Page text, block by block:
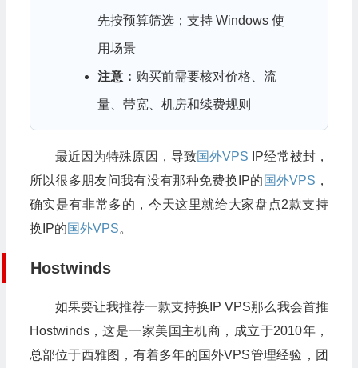
先按预算筛选；支持 Windows 使
用场景
注意： 购买前需要核对价格、流
量、带宽、机房和续费规则
最近因为特殊原因，导致国外VPS IP经常被封，
所以很多朋友问我有没有那种免费换IP的 国外VPS ，
确实是有非常多的，今天这里就给大家盘点2款支持
换IP的国外VPS。
Hostwinds
如果要让我推荐一款支持换IP VPS那么我会首推
Hostwinds，这是一家美国主机商，成立于2010年，
总部位于西雅图，有着多年的国外VPS管理经验，团